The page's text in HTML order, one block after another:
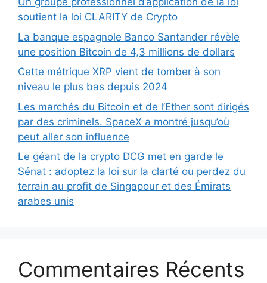
soutient la loi CLARITY de Crypto
La banque espagnole Banco Santander révèle
une position Bitcoin de 4,3 millions de dollars
Cette métrique XRP vient de tomber à son
niveau le plus bas depuis 2024
Les marchés du Bitcoin et de l’Ether sont dirigés
par des criminels. SpaceX a montré jusqu’où
peut aller son influence
Le géant de la crypto DCG met en garde le
Sénat : adoptez la loi sur la clarté ou perdez du
terrain au profit de Singapour et des Émirats
arabes unis
Commentaires Récents